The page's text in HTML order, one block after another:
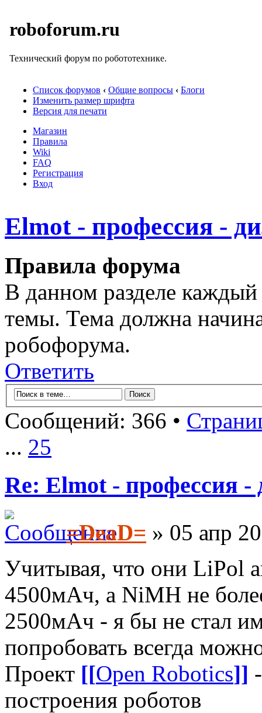
roboforum.ru
Технический форум по робототехнике.
Список форумов ‹ Общие вопросы ‹ Блоги
Изменить размер шрифта
Версия для печати
Магазин
Правила
Wiki
FAQ
Регистрация
Вход
Elmot - профессия -
Правила форума
В данном разделе
темы. Тема должна
робофорума.
Ответить
Сообщений: 366 •
... 25
Re: Elmot - профессия -
=DeaD= » 05 апр
Учитывая, что они LiPol
4500мАч, а NiMH не
2500мАч - я бы не стал
попробовать всегда
Проект [[Open Robotics]]
построения роботов